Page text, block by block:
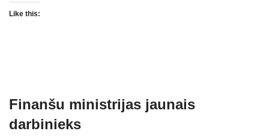
Like this:
Finanšu ministrijas jaunais
darbinieks